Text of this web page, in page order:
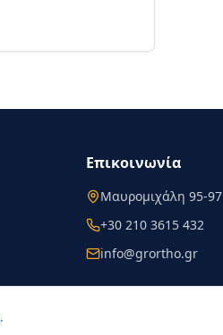
.
Επικοινωνία
Μαυρομιχάλη 95-97
+30 210 3615 432
info@grortho.gr